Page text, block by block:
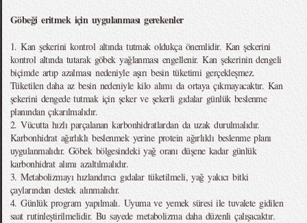
Göbeği eritmek için uygulanması gerekenler
1. Kan şekerini kontrol altında tutmak oldukça önemlidir. Kan şekerini
kontrol altında tutarak göbek yağlanması engellenir. Kan şekerinin dengeli
biçimde artıp azalması nedeniyle aşırı besin tüketimi gerçekleşmez.
Tüketilen daha az besin nedeniyle kilo alımı da ortaya çıkmayacaktır. Kan
şekerini dengede tutmak için şeker ve şekerli gıdalar günlük beslenme
planından çıkarılmalıdır.
2. Vücutta hızlı parçalanan karbonhidratlardan da uzak durulmalıdır.
Karbonhidrat ağırlıklı beslenmek yerine protein ağırlıklı beslenme planı
uygulanmalıdır. Göbek bölgesindeki yağ oranı düşene kadar günlük
karbonhidrat alımı azaltılmalıdır.
3. Metabolizmayı hızlandırıcı gıdalar tüketilmeli, yağ yakıcı bitki
çaylarından destek alınmalıdır.
4. Günlük program yapılmalı. Uyuma ve yemek süresi ile tuvalete gidilen
saat rutinleştirilmelidir. Bu sayede metabolizma daha düzenli çalışacaktır.